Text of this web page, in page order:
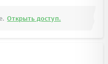
Открыть доступ.